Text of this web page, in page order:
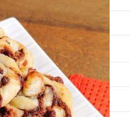
termes de cuisine